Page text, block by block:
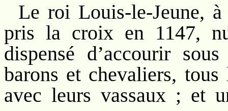
Le roi Louis-le-Jeune,
pris la croix en 1147,
dispensé d’accourir
barons et chevaliers, tous
avec leurs vassaux ; et